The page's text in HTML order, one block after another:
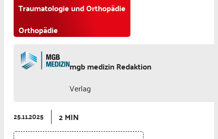
Traumatologie und Orthopädie
Orthopädie
mgb medizin Redaktion
Verlag
25.11.2025 2 MIN